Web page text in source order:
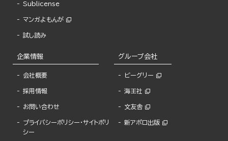
Sublicense
マンガよもんが
試し読み
企業情報
会社概要
採用情報
お問い合わせ
プライバシーポリシー・サイトポリ
シー
グループ会社
ビーグリー
海王社
文友舎
新アポロ出版